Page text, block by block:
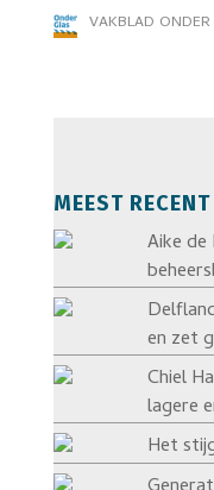
VAKBLAD
MEEST RECENT
Aike
en zet
Chiel
lagere
Het